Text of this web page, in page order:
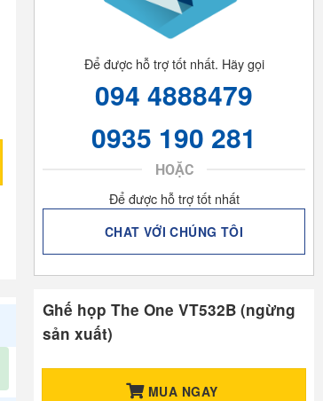
Để được hỗ trợ tốt nhất. Hãy gọi
094 4888479
0935 190 281
HOẶC
Để được hỗ trợ tốt nhất
CHAT VỚI CHÚNG TÔI
Ghế họp The One VT532B (ngừng
sản xuất)
MUA NGAY